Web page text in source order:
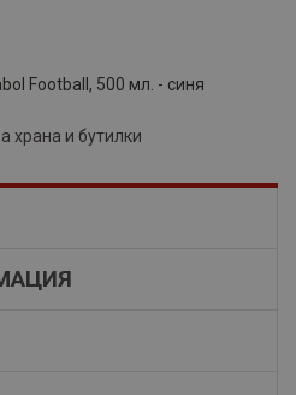
Football, 500 мл. - синя
храна и бутилки